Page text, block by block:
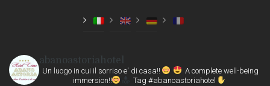
abanoastoriahotel
Un luogo in cui il sorriso e' di casa!!
A complete well-being
immersion!!
Tag #abanoastoriahotel